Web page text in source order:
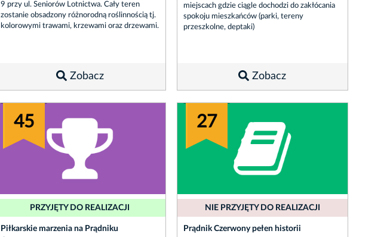
9 przy ul. Seniorów Lotnictwa. Cały teren
zostanie obsadzony różnorodną roślinnością tj.
kolorowymi trawami, krzewami oraz drzewami.
Zobacz
miejscach gdzie ciągle dochodzi do zakłócania
spokoju mieszkańców (parki, tereny
przeszkolne, deptaki)
Zobacz
45
PRZYJĘTY DO REALIZACJI
Piłkarskie marzenia na Prądniku
27
NIE PRZYJĘTY DO REALIZACJI
Prądnik Czerwony pełen historii